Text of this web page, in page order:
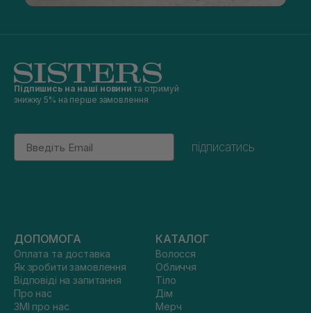
Підпишись на наші новини та отримуй
знижку 5% на перше замовлення
Email
підписатись
ДОПОМОГА
Оплата та доставка
Як зробити замовлення
Відповіді на запитання
Про нас
ЗМІ про нас
КАТАЛОГ
Волосся
Обличчя
Тіло
Дім
Мерч